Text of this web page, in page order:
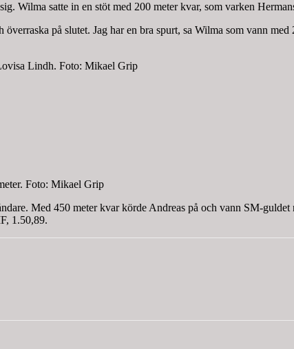
Wilma satte in en stöt med 200 meter kvar, som varken
på slutet. Jag har en bra spurt, sa Wilma som vann med
Lindh. Foto: Mikael Grip
Foto: Mikael Grip
Med 450 meter kvar körde Andreas på och vann SM-
1.50,89.